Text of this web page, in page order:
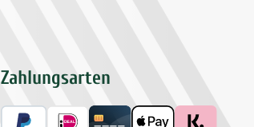
Zahlungsarten